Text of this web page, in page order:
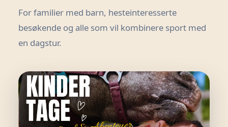
For familier med barn, hesteinteresserte
besøkende og alle som vil kombinere sport med
en dagstur.